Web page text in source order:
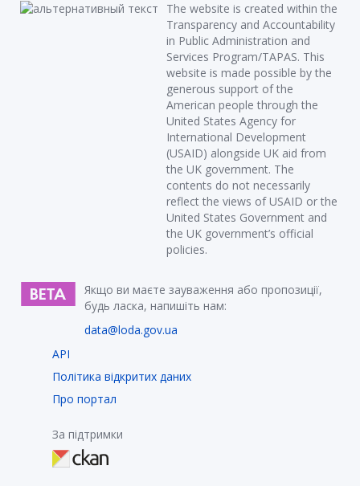
The website is created within the
Transparency and Accountability
in Public Administration and
Services Program/TAPAS. This
website is made possible by the
generous support of the
American people through the
United States Agency for
International Development
(USAID) alongside UK aid from
the UK government. The
contents do not necessarily
reflect the views of USAID or the
United States Government and
the UK government’s official
policies.
Якщо ви маєте зауваження або пропозиції,
будь ласка, напишіть нам:
data@loda.gov.ua
API
Політика відкритих даних
Про портал
За підтримки